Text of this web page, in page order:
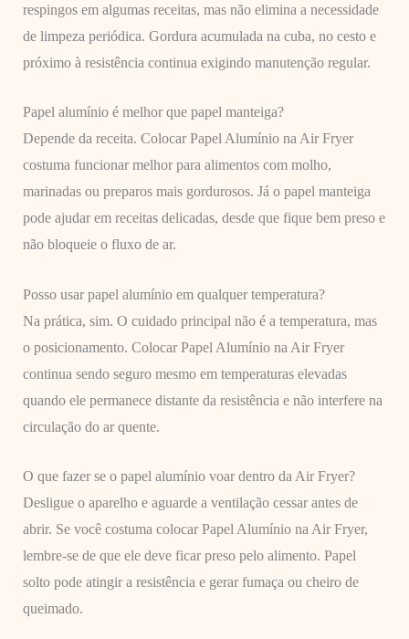
respingos em algumas receitas, mas não elimina a necessidade
de limpeza periódica. Gordura acumulada na cuba, no cesto e
próximo à resistência continua exigindo manutenção regular.
Papel alumínio é melhor que papel manteiga?
Depende da receita. Colocar Papel Alumínio na Air Fryer
costuma funcionar melhor para alimentos com molho,
marinadas ou preparos mais gordurosos. Já o papel manteiga
pode ajudar em receitas delicadas, desde que fique bem preso e
não bloqueie o fluxo de ar.
Posso usar papel alumínio em qualquer temperatura?
Na prática, sim. O cuidado principal não é a temperatura, mas
o posicionamento. Colocar Papel Alumínio na Air Fryer
continua sendo seguro mesmo em temperaturas elevadas
quando ele permanece distante da resistência e não interfere na
circulação do ar quente.
O que fazer se o papel alumínio voar dentro da Air Fryer?
Desligue o aparelho e aguarde a ventilação cessar antes de
abrir. Se você costuma colocar Papel Alumínio na Air Fryer,
lembre-se de que ele deve ficar preso pelo alimento. Papel
solto pode atingir a resistência e gerar fumaça ou cheiro de
queimado.